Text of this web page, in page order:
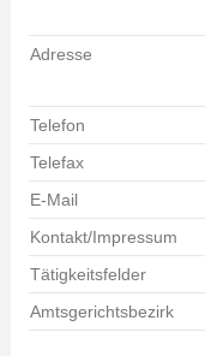
Adresse
Telefon
Telefax
E-Mail
Kontakt/Impressum
Tätigkeitsfelder
Amtsgerichtsbezirk